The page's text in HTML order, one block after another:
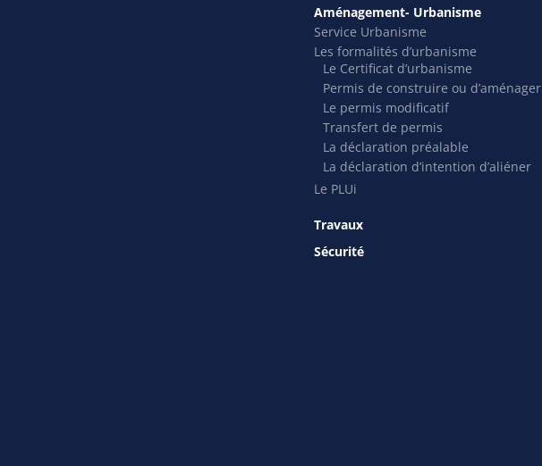
Aménagement- Urbanisme
Service Urbanisme
Les formalités d’urbanisme
Le Certificat d’urbanisme
Permis de construire ou d’aménager
Le permis modificatif
Transfert de permis
La déclaration préalable
La déclaration d’intention d’aliéner
Le PLUi
Travaux
Sécurité